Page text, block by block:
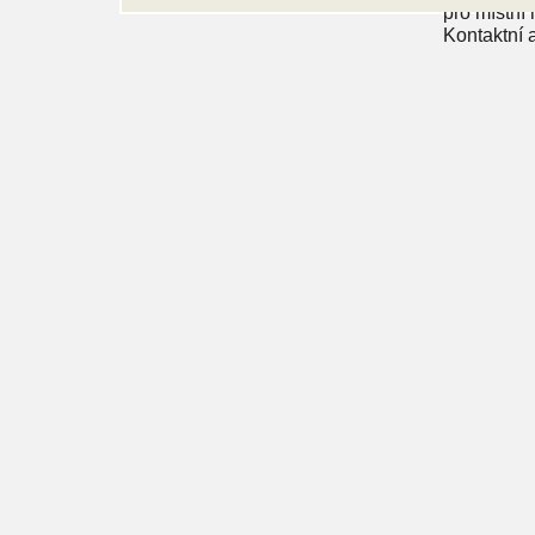
pro místní
Kontaktní